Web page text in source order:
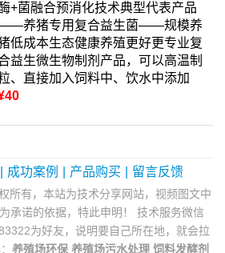
+菌融合预消化技术典型代表产品
养猪专用复合益生菌——规模养
低成本生态健康养殖更好更专业复
益生微生物制剂产品，可以高温制
、直接加入饲料中、饮水中添加
成功案例 产品购买 留言反馈
所有，本站为技术分享网站，视频图文中
承诺的依据，特此申明！ 技术服务微信
为好友，说明要自己所在地，就会拉
养殖场环保 养殖场污水处理 饲料发酵剂